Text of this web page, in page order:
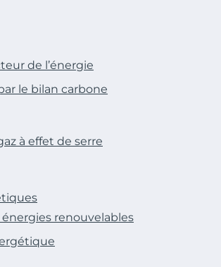
de l’énergie
le bilan carbone
à effet de serre
renouvelables